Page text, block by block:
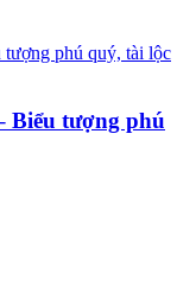
Biểu tượng phú